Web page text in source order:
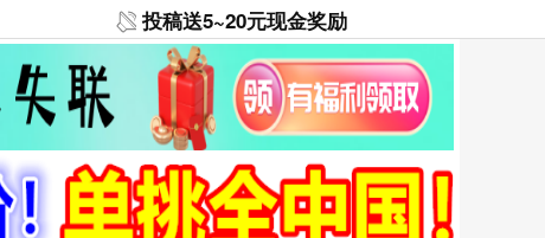
投稿送5~20元现金奖励